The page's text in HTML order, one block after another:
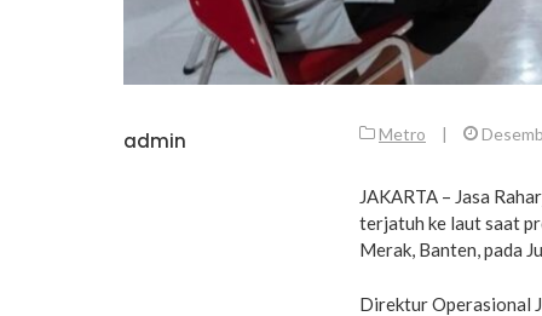
admin Metro |
JAKARTA – Jasa
terjatuh ke laut saat
Merak, Banten, pada
Direktur Operasional